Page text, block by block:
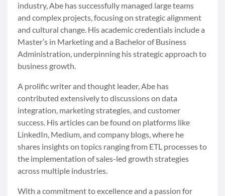
industry, Abe has successfully managed large teams
and complex projects, focusing on strategic alignment
and cultural change. His academic credentials include a
Master’s in Marketing and a Bachelor of Business
Administration, underpinning his strategic approach to
business growth.
A prolific writer and thought leader, Abe has
contributed extensively to discussions on data
integration, marketing strategies, and customer
success. His articles can be found on platforms like
LinkedIn, Medium, and company blogs, where he
shares insights on topics ranging from ETL processes to
the implementation of sales-led growth strategies
across multiple industries.
With a commitment to excellence and a passion for